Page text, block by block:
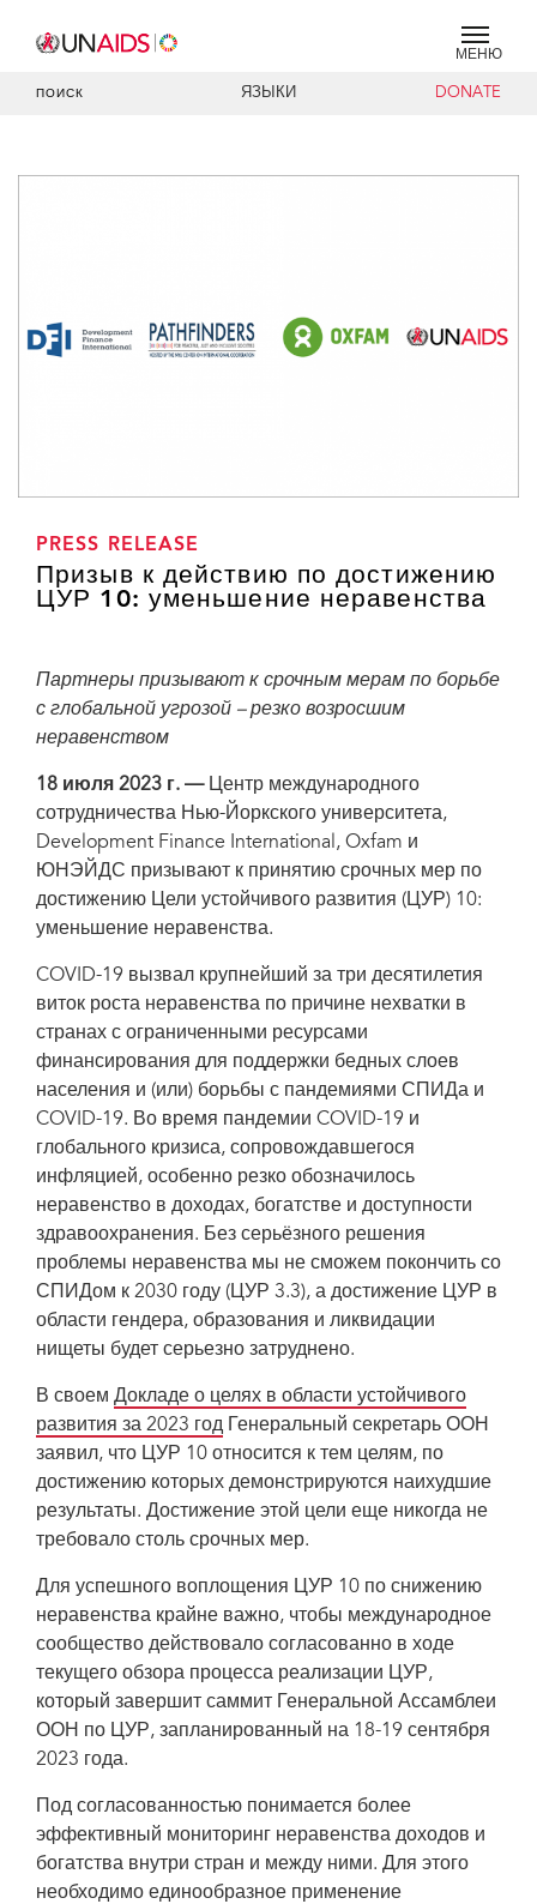
МЕНЮ
ПОИСК ЯЗЫКИ DONATE
PRESS RELEASE
Призыв к действию по достижению
ЦУР 10: уменьшение неравенства
Партнеры призывают к срочным мерам по борьбе
с глобальной угрозой – резко возросшим
неравенством
18 июля 2023 г. —Центр международного
сотрудничества Нью-Йоркского университета,
Development Finance International, Oxfam и
ЮНЭЙДС призывают к принятию срочных мер по
достижению Цели устойчивого развития (ЦУР) 10:
уменьшение неравенства.
COVID-19 вызвал крупнейший за три десятилетия
виток роста неравенства по причине нехватки в
странах с ограниченными ресурсами
финансирования для поддержки бедных слоев
населения и (или) борьбы с пандемиями СПИДа и
COVID-19. Во время пандемии COVID-19 и
глобального кризиса, сопровождавшегося
инфляцией, особенно резко обозначилось
неравенство в доходах, богатстве и доступности
здравоохранения. Без серьёзного решения
проблемы неравенства мы не сможем покончить со
СПИДом к 2030 году (ЦУР 3.3), а достижение ЦУР в
области гендера, образования и ликвидации
нищеты будет серьезно затруднено.
В своем Докладе о целях в области устойчивого
развития за 2023 год Генеральный секретарь ООН
заявил, что ЦУР 10 относится к тем целям, по
достижению которых демонстрируются наихудшие
результаты. Достижение этой цели еще никогда не
требовало столь срочных мер.
Для успешного воплощения ЦУР 10 по снижению
неравенства крайне важно, чтобы международное
сообщество действовало согласованно в ходе
текущего обзора процесса реализации ЦУР,
который завершит саммит Генеральной Ассамблеи
ООН по ЦУР, запланированный на 18-19 сентября
2023 года.
Под согласованностью понимается более
эффективный мониторинг неравенства доходов и
богатства внутри стран и между ними. Для этого
необходимо единообразное применение